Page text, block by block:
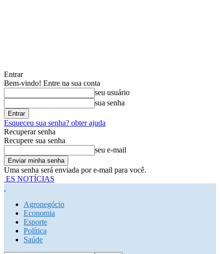
Entrar
Bem-vindo! Entre na sua conta
seu usuário
sua senha
Esqueceu sua senha? obter ajuda
Recuperar senha
Recupere sua senha
seu e-mail
Uma senha será enviada por e-mail para você.
ES NOTÍCIAS
Agronegócio
Economia
Esporte
Política
Saúde